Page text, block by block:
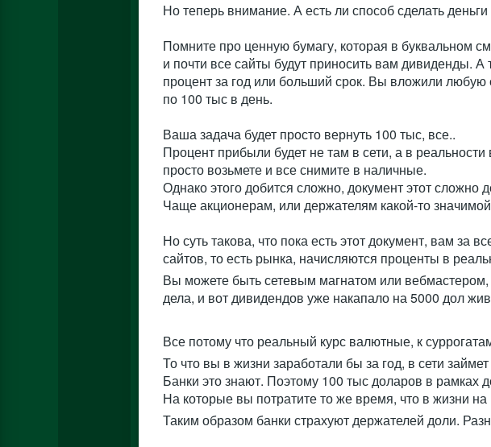
Но теперь внимание. А есть ли способ сделать
Помните про ценную бумагу, которая в буквальном
и почти все сайты будут приносить вам дивиденды. А
процент за год или больший срок. Вы вложили любую
по 100 тыс в день.
Ваша задача будет просто вернуть 100 тыс, все..
Процент прибыли будет не там в сети, а в
просто возьмете и все снимите в наличные.
Однако этого добится сложно, документ этот сложно
Чаще акционерам, или держателям какой-то
Но суть такова, что пока есть этот документ, вам за
сайтов, то есть рынка, начисляются проценты в
Вы можете быть сетевым магнатом или вебмастером,
дела, и вот дивидендов уже накапало на 5000 дол
Все потому что реальный курс валютные, к
То что вы в жизни заработали бы за год, в сети займет
Банки это знают. Поэтому 100 тыс доларов в рамках
На которые вы потратите то же время, что в жизни
Таким образом банки страхуют держателей доли.